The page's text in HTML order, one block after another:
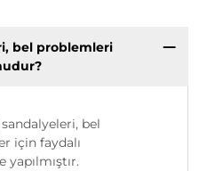
bel problemleri
bel
için faydalı